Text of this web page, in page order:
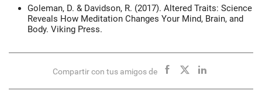
Goleman, D. & Davidson, R. (2017). Altered Traits: Science
Reveals How Meditation Changes Your Mind, Brain, and
Body. Viking Press.
Compartir con tus amigos de